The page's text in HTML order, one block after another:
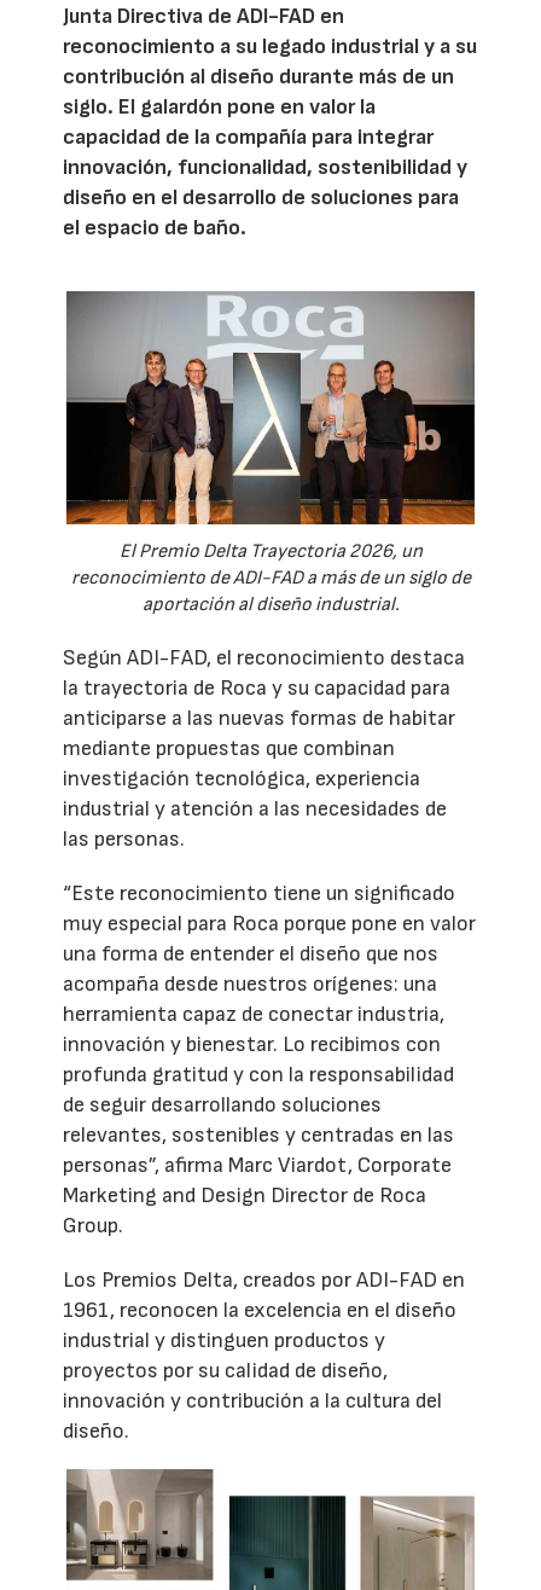
Junta Directiva de ADI-FAD en
reconocimiento a su legado industrial y a su
contribución al diseño durante más de un
siglo. El galardón pone en valor la
capacidad de la compañía para integrar
innovación, funcionalidad, sostenibilidad y
diseño en el desarrollo de soluciones para
el espacio de baño.
El Premio Delta Trayectoria 2026, un
reconocimiento de ADI-FAD a más de un siglo de
aportación al diseño industrial.
Según ADI-FAD, el reconocimiento destaca
la trayectoria de Roca y su capacidad para
anticiparse a las nuevas formas de habitar
mediante propuestas que combinan
investigación tecnológica, experiencia
industrial y atención a las necesidades de
las personas.
“Este reconocimiento tiene un significado
muy especial para Roca porque pone en valor
una forma de entender el diseño que nos
acompaña desde nuestros orígenes: una
herramienta capaz de conectar industria,
innovación y bienestar. Lo recibimos con
profunda gratitud y con la responsabilidad
de seguir desarrollando soluciones
relevantes, sostenibles y centradas en las
personas”, afirma Marc Viardot, Corporate
Marketing and Design Director de Roca
Group.
Los Premios Delta, creados por ADI-FAD en
1961, reconocen la excelencia en el diseño
industrial y distinguen productos y
proyectos por su calidad de diseño,
innovación y contribución a la cultura del
diseño.